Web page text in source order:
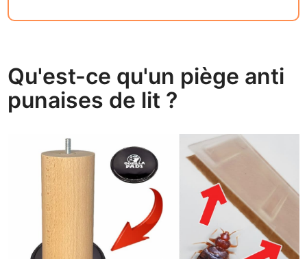
Qu'est-ce qu'un piège anti
punaises de lit ?